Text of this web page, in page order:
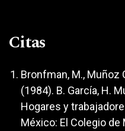
Citas
Bronfman, M., Muñoz
(1984). B. García, H.
Hogares y
México: El Colegio